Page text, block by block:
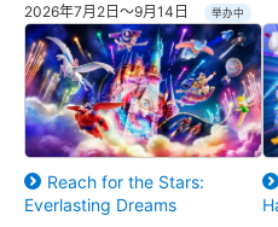
2026年7月2日～9月14日 举办中
Reach for the Stars:
Everlasting Dreams